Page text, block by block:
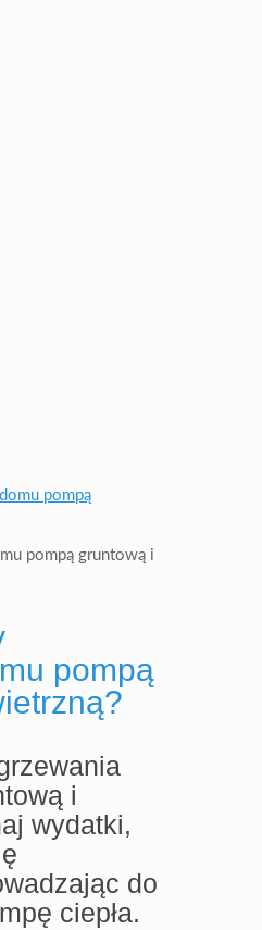
pompą gruntową i
pompą
i
wydatki,
do
ciepła.